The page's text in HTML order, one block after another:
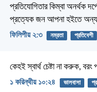
প্রতিযোগিতার কিম্বা অনর্থক
প্রত্যেক জন আপনা হইতে
ফিলিপীয় ২:৩ নম্রতা প্রতিবেশী
কেহই স্বার্থ চেষ্টা না করুক,
১ করিন্থীয় ১০:২৪ ভালবাসা